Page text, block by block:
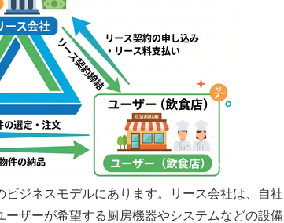
ジネスモデルにあります。リース会社は、自社
ザーが希望する厨房機器やシステムなどの設備